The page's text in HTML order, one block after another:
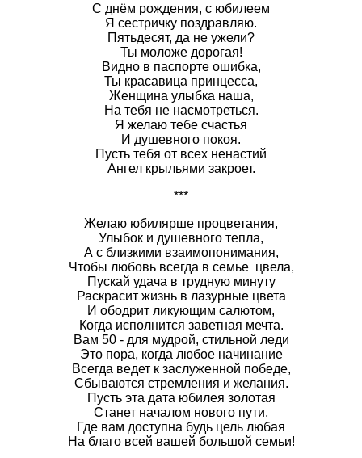
С днём рождения, с юбилеем
Я сестричку поздравляю.
Пятьдесят, да не ужели?
Ты моложе дорогая!
Видно в паспорте ошибка,
Ты красавица принцесса,
Женщина улыбка наша,
На тебя не насмотреться.
Я желаю тебе счастья
И душевного покоя.
Пусть тебя от всех ненастий
Ангел крыльями закроет.
***
Желаю юбилярше процветания,
Улыбок и душевного тепла,
А с близкими взаимопонимания,
Чтобы любовь всегда в семье цвела,
Пускай удача в трудную минуту
Раскрасит жизнь в лазурные цвета
И ободрит ликующим салютом,
Когда исполнится заветная мечта.
Вам 50 - для мудрой, стильной леди
Это пора, когда любое начинание
Всегда ведет к заслуженной победе,
Сбываются стремления и желания.
Пусть эта дата юбилея золотая
Станет началом нового пути,
Где вам доступна будь цель любая
На благо всей вашей большой семьи!